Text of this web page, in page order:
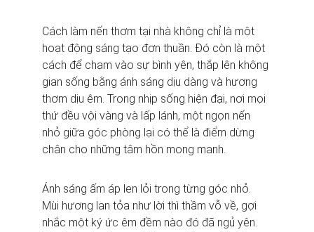
Cách làm nến thơm tại nhà không chỉ là một
hoạt động sáng tạo đơn thuần. Đó còn là một
cách để chạm vào sự bình yên, thắp lên không
gian sống bằng ánh sáng dịu dàng và hương
thơm dịu êm. Trong nhịp sống hiện đại, nơi mọi
thứ đều vội vàng và lấp lánh, một ngọn nến
nhỏ giữa góc phòng lại có thể là điểm dừng
chân cho những tâm hồn mong manh.
Ánh sáng ấm áp len lỏi trong từng góc nhỏ.
Mùi hương lan tỏa như lời thì thầm vỗ về, gợi
nhắc một ký ức êm đềm nào đó đã ngủ yên.